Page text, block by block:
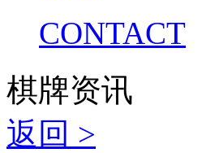
CONTACT
棋牌资讯
返回 >